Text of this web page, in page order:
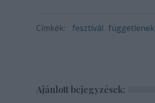
Címkék: fesztivál függetlenek
Ajánlott bejegyzések: